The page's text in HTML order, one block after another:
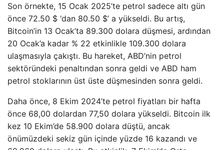
Son örnekte, 15 Ocak 2025’te petrol sadece altı gün
önce 72.50 $ ‘dan 80.50 $’ a yükseldi. Bu artış,
Bitcoin’in 13 Ocak’ta 89.300 dolara düşmesi, ardından
20 Ocak’a kadar % 22 etkinlikle 109.300 dolara
ulaşmasıyla çakıştı. Bu hareket, ABD’nin petrol
sektöründeki penaltından sonra geldi ve ABD ham
petrol stoklarının üst üste düşmesinden sonra geldi.
Daha önce, 8 Ekim 2024’te petrol fiyatları bir hafta
önce 68,00 dolardan 77,50 dolara yükseldi. Bitcoin ilk
kez 10 Ekim’de 58.900 dolara düştü, ancak
önümüzdeki sekiz gün içinde yüzde 16 kazandı ve